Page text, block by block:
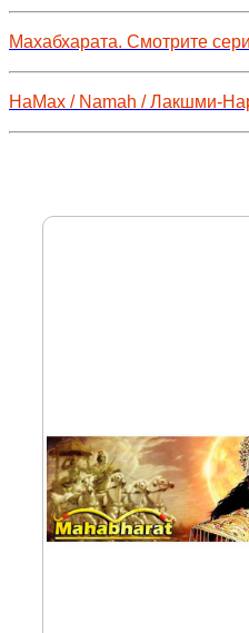
Махабхарата. Смотрите
НаМах / Namah / Лакшми-